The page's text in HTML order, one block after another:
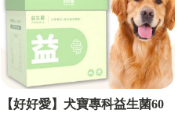
【好好愛】犬寶專科益生菌60